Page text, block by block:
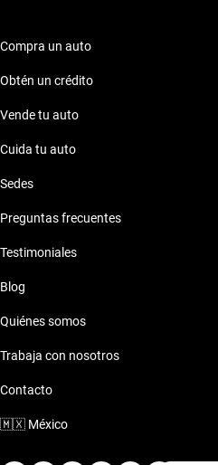
Compra un auto
Obtén un crédito
Vende tu auto
Cuida tu auto
Sedes
Preguntas frecuentes
Testimoniales
Blog
Quiénes somos
Trabaja con nosotros
Contacto
🇲🇽 México